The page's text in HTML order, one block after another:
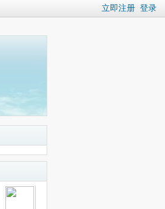
立即注册 登录